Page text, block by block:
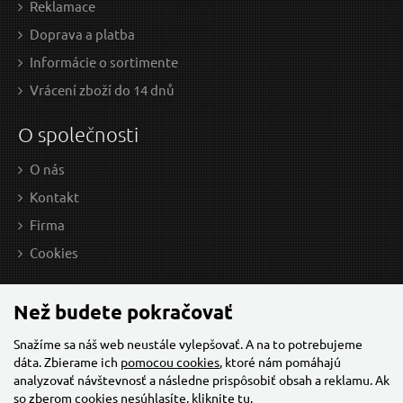
52,13 EUR / Ks
42.38 EUR bez DPH
Klíč na kola L teleskopický, 17x19 mm + 21x23 mm
Reklamace
Doprava a platba
Informácie o sortimente
Vrácení zboží do 14 dnů
O společnosti
O nás
Kontakt
Firma
Cookies
Než budete pokračovať
Snažíme sa náš web neustále vylepšovať. A na to potrebujeme
dáta. Zbierame ich pomocou cookies, ktoré nám pomáhajú
analyzovať návštevnosť a následne prispôsobiť obsah a reklamu. Ak
so zberom cookies nesúhlasíte, kliknite tu.